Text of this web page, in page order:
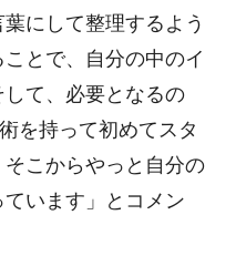
にして整理するよう
とで、自分の中のイ
て、必要となるの
を持って初めてスタ
こからやっと自分の
います」とコメン